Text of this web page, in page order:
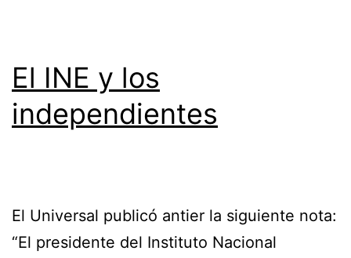
El INE y los
independientes
El Universal publicó antier la siguiente nota:
“El presidente del Instituto Nacional